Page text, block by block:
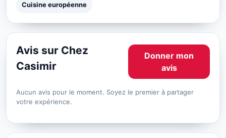
Cuisine européenne
Avis sur Chez
Casimir
Donner mon
avis
Aucun avis pour le moment. Soyez le premier à partager
votre expérience.